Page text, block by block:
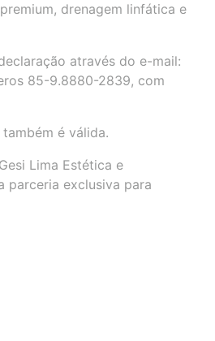
drenagem linfática e
através do e-mail:
85-9.8880-2839, com
é válida.
Lima Estética e
parceria exclusiva para